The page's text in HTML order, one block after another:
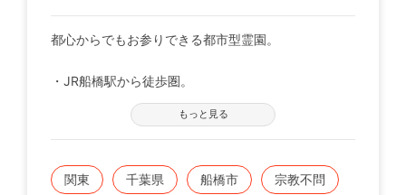
都心からでもお参りできる都市型霊園。
・JR船橋駅から徒歩圏。
・お墓の後継者に負担を掛けない「永代供養付墓所」
・ペット共葬区画有り
※キャンペーン等は対象外です。
もっと見る
関東 千葉県 船橋市 宗教不問